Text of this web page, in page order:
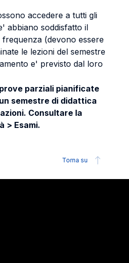
accedere a tutti gli
abbiano soddisfatto il
frequenza (devono essere
le lezioni del semestre
e' previsto dal loro
parziali pianificate
semestre di didattica
Consultare la
> Esami.
Torna su